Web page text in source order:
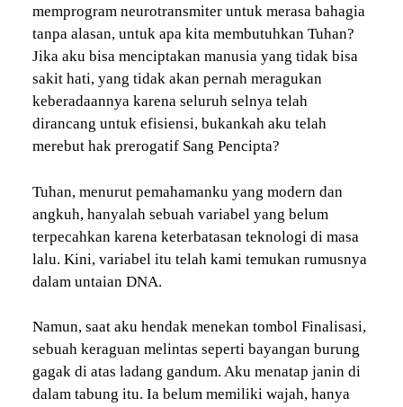
memprogram neurotransmiter untuk merasa bahagia
tanpa alasan, untuk apa kita membutuhkan Tuhan?
Jika aku bisa menciptakan manusia yang tidak bisa
sakit hati, yang tidak akan pernah meragukan
keberadaannya karena seluruh selnya telah
dirancang untuk efisiensi, bukankah aku telah
merebut hak prerogatif Sang Pencipta?
Tuhan, menurut pemahamanku yang modern dan
angkuh, hanyalah sebuah variabel yang belum
terpecahkan karena keterbatasan teknologi di masa
lalu. Kini, variabel itu telah kami temukan rumusnya
dalam untaian DNA.
Namun, saat aku hendak menekan tombol Finalisasi,
sebuah keraguan melintas seperti bayangan burung
gagak di atas ladang gandum. Aku menatap janin di
dalam tabung itu. Ia belum memiliki wajah, hanya